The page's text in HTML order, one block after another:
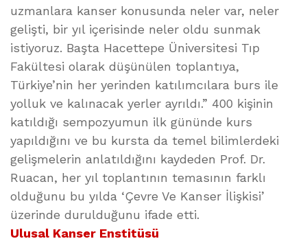
uzmanlara kanser konusunda neler var, neler
gelişti, bir yıl içerisinde neler oldu sunmak
istiyoruz. Başta Hacettepe Üniversitesi Tıp
Fakültesi olarak düşünülen toplantıya,
Türkiye’nin her yerinden katılımcılara burs ile
yolluk ve kalınacak yerler ayrıldı.” 400 kişinin
katıldığı sempozyumun ilk gününde kurs
yapıldığını ve bu kursta da temel bilimlerdeki
gelişmelerin anlatıldığını kaydeden Prof. Dr.
Ruacan, her yıl toplantının temasının farklı
olduğunu bu yılda ‘Çevre Ve Kanser İlişkisi’
üzerinde durulduğunu ifade etti.
Ulusal Kanser Enstitüsü